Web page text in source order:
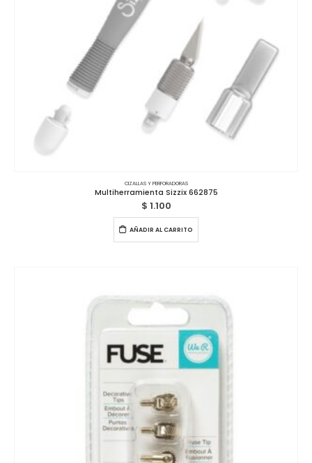
CIZALLAS Y PERFORADORAS
Multiherramienta Sizzix 662875
$ 1.100
AÑADIR AL CARRITO